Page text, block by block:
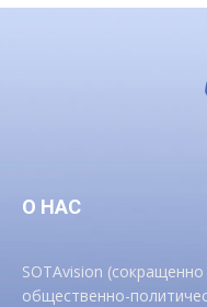
О НАС
SOTAvision
общественно-